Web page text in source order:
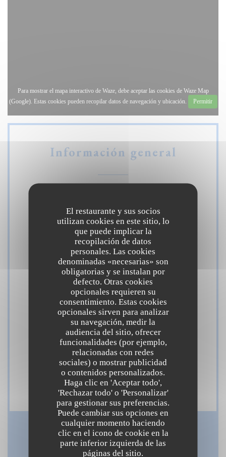
El restaurante y sus socios
utilizan cookies en este sitio, lo
que puede implicar la
recopilación de datos
personales. Las cookies
denominadas «necesarias» son
obligatorias y se instalan por
defecto. Otras cookies
opcionales requieren su
consentimiento. Estas cookies
opcionales sirven para analizar
su navegación, medir la
audiencia del sitio, ofrecer
funcionalidades (por ejemplo,
relacionadas con redes
sociales) o mostrar publicidad
o contenidos personalizados.
Haga clic en 'Aceptar todo',
'Rechazar todo' o 'Personalizar'
para gestionar sus preferencias.
Puede cambiar sus opciones en
cualquier momento haciendo
clic en el icono de cookie en la
parte inferior izquierda de las
páginas del sitio.
Para mostrar el mapa interactivo de Waze, debe aceptar las cookies de Waze Map
(Google). Estas cookies pueden recopilar datos de navegación y ubicación.
Permitir
Información general
Mediterránea, Hecho en casa, productos frescos,
Cocina Tradicional, Producto regional
Tipo de negocio
Cuisine à partager
Servicios
Privatización, Terraza, Acceso WiFi
Métodos de pago
Pago móvil, Apple Pay, Contactless Payment,
Eurocard/Mastercard, Efectivo, Visa, Tarjeta de
Crédito
Horario de apertura